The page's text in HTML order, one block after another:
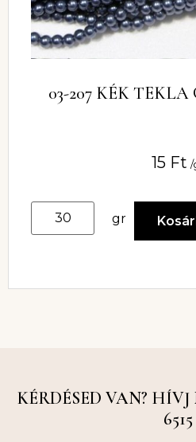
03-207 KÉK
15 Ft /
gr
KÉRDÉSED VAN? HÍVJ
6515